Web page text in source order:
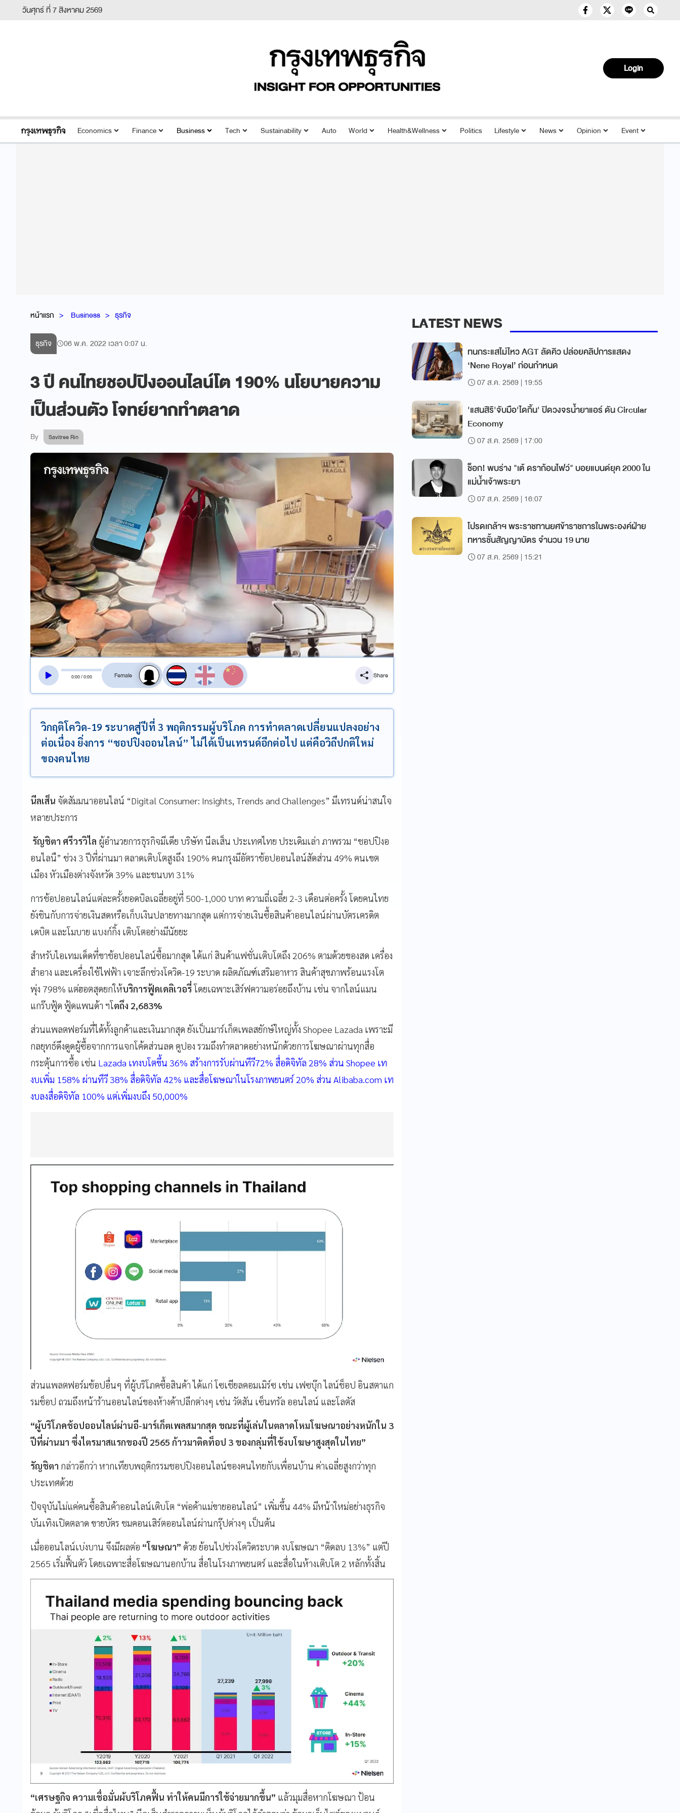
วันศุกร์ ที่ 7 สิงหาคม 2569
Login
Economics Finance Business Tech Sustainability Auto World Health&Wellness Politics Lifestyle News Opinion Event
หน้าแรก Business ธุรกิจ
ธุรกิจ 06 พ.ค. 2022 เวลา 0:07 น.
3 ปี คนไทยชอปปิงออนไลน์โต 190% นโยบายความ
เป็นส่วนตัว โจทย์ยากทำตลาด
By Savitree Rin
0:00/0:00
สลับเสียงอ่าน
Share
วิกฤติโควิด-19 ระบาดสู่ปีที่ 3 พฤติกรรมผู้บริโภค การทำตลาดเปลี่ยนแปลงอย่าง
ต่อเนื่อง ยิ่งการ “ชอปปิงออนไลน์” ไม่ได้เป็นเทรนด์อีกต่อไป แต่คือวิถีปกติใหม่
ของคนไทย
นีลเส็น จัดสัมมนาออนไลน์ “Digital Consumer: Insights, Trends and Challenges” มีเทรนด์น่าสนใจ
หลายประการ
รัญชิตา ศรีวรวิไล ผู้อำนวยการธุรกิจมีเดีย บริษัท นีลเส็น ประเทศไทย ประเดิมเล่า ภาพรวม “ชอปปิงอ
อนไลนื” ช่วง 3 ปีที่ผ่านมา ตลาดเติบโตสูงถึง 190% คนกรุงมีอัตราช้อปออนไลน์สัดส่วน 49% คนเขต
เมือง หัวเมืองต่างจังหวัด 39% และชนบท 31%
การช้อปออนไลน์แต่ละครั้งยอดบิลเฉลี่ยอยู่ที่ 500-1,000 บาท ความถี่เฉลี่ย 2-3 เดือนต่อครั้ง โดยคนไทย
ยังชินกับการจ่ายเงินสดหรือเก็บเงินปลายทางมากสุด แต่การจ่ายเงินซื้อสินค้าออนไลน์ผ่านบัตรเครดิต
เดบิต และโมบาย แบงก์กิ้ง เติบโตอย่างมีนัยยะ
สำหรับไอเทมเด็ดที่ขาช้อปออนไลน์ซื้อมากสุด ได้แก่ สินค้าแฟชั่นเติบโตถึง 206% ตามด้วยของสด เครื่อง
สำอาง และเครื่องใช้ไฟฟ้า เจาะลึกช่วงโควิด-19 ระบาด ผลิตภัณฑ์เสริมอาหาร สินค้าสุขภาพร้อนแรงโต
พุ่ง 798% แต่ฮอตสุดยกให้บริการฟู้ดเดลิเวอรี่โดยเฉพาะเสิร์ฟความอร่อยถึงบ้าน เช่น จากไลน์แมน
แกร๊บฟู้ด ฟู้ดแพนด้า ฯโตถึง 2,683%
ส่วนแพลตฟอร์มที่ได้ทั้งลูกค้าและเงินมากสุด ยังเป็นมาร์เก็ตเพลสยักษ์ใหญ่ทั้ง Shopee Lazada เพราะมี
กลยุทธ์ดึงดูดผู้ซื้อจากการแจกโค้ดส่วนลด คูปอง รวมถึงทำตลาดอย่างหนักด้วยการโฆษณาผ่านทุกสื่อ
กระตุ้นการซื้อ เช่น Lazada เทงบโตขึ้น 36% สร้างการรับผ่านทีวี72% สื่อดิจิทัล 28% ส่วน Shopee เท
งบเพิ่ม 158% ผ่านทีวี 38% สื่อดิจิทัล 42% และสื่อโฆษณาในโรงภาพยนตร์ 20% ส่วน Alibaba.com เท
งบลงสื่อดิจิทัล 100% แต่เพิ่มงบถึง 50,000%
ส่วนแพลตฟอร์มช้อปอื่นๆ ที่ผู้บริโภคซื้อสินค้า ได้แก่ โซเชียลคอมเมิร์ซ เช่น เฟซบุ๊ก ไลน์ช็อป อินสตาแก
รมช็อป ถวมถึงหน้าร้านออนไลน์ของห้างค้าปลีกต่างๆ เช่น วัตสัน เซ็นทรัล ออนไลน์ และโลตัส
“ผู้บริโภคช้อปออนไลน์ผ่านอี-มาร์เก็ตเพลสมากสุด ขณะที่ผู้เล่นในตลาดโหมโฆษณาอย่างหนักใน 3
ปีที่ผ่านมา ซึ่งไตรมาสแรกของปี 2565 ก้าวมาติดท็อป 3 ของกลุ่มที่ใช้งบโฆษาสูงสุดในไทย”
รัญชิตา กล่าวอีกว่า หากเทียบพฤติกรรมชอปปิงออนไลน์ของคนไทยกับเพื่อนบ้าน ค่าเฉลี่ยสูงกว่าทุก
ประเทศด้วย
ปัจจุบันไม่แค่คนซื้อสินค้าออนไลน์เติบโต “พ่อค้าแม่ขายออนไลน์” เพิ่มขึ้น 44% มีหน้าใหม่อย่างธุรกิจ
บันเทิงเปิดตลาด ขายบัตร ชมคอนเสิร์ตออนไลน์ผ่านกรุ๊ปต่างๆ เป็นต้น
เมื่อออนไลน์เบ่งบาน จึงมีผลต่อ “โฆษณา” ด้วย ย้อนไปช่วงโควิดระบาด งบโฆษณา “ติดลบ 13%” แต่ปี
2565 เริ่มฟื้นตัว โดยเฉพาะสื่อโฆษณานอกบ้าน สื่อในโรงภาพยนตร์ และสื่อในห้างเติบโต 2 หลักทั้งสิ้น
“เศรษฐกิจ ความเชื่อมั่นผ้บริโภคฟื้น ทำให้คนมีการใช้จ่ายมากขึ้น” แล้วมุมสื่อหากโฆษณา ป้อน
LATEST NEWS
ทนกระแสไม่ไหว AGT ลัดคิว ปล่อยคลิปการแสดง
‘Nene Royal’ ก่อนกำหนด
07 ส.ค. 2569 | 19:55
'แสนสิริ'จับมือ'ไดกิ้น' ปิดวงจรน้ำยาแอร์ ดัน Circular
Economy
07 ส.ค. 2569 | 17:00
ช็อก! พบร่าง "เต้ ดราก้อนไฟว์" บอยแบนด์ยุค 2000 ใน
แม่น้ำเจ้าพระยา
07 ส.ค. 2569 | 16:07
โปรดเกล้าฯ พระราชทานยศข้าราชการในพระองค์ฝ่าย
ทหารชั้นสัญญาบัตร จำนวน 19 นาย
07 ส.ค. 2569 | 15:21